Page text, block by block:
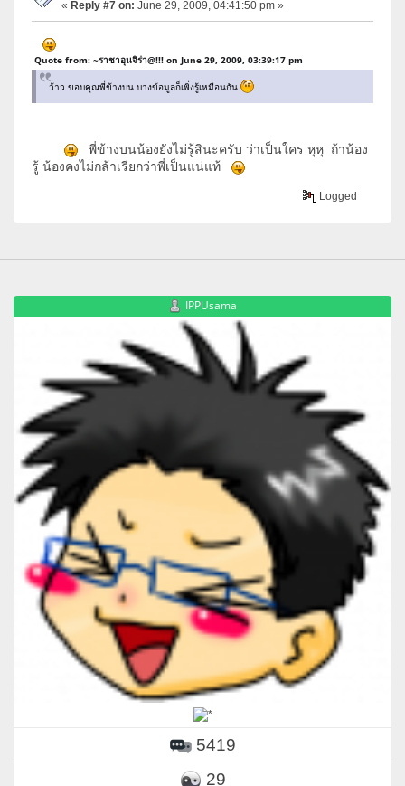
« Reply #7 on: June 29, 2009, 04:41:50 pm »
Quote from: ~ราชาอุนจิร่า@!!! on June 29, 2009, 03:39:17 pm
ว้าว ขอบคุณพี่ข้างบน บางข้อมูลก็เพิ่งรู้เหมือนกัน
พี่ข้างบนน้องยังไม่รู้สินะครับ ว่าเป็นใคร หุหุ ถ้าน้อง
รู้ น้องคงไม่กล้าเรียกว่าพี่เป็นแน่แท้
Logged
IPPUsama
5419
29